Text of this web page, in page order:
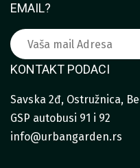
EMAIL?
KONTAKT PODACI
Savska 2đ, Ostružnica,
GSP autobusi 91 i 92
info@urbangarden.rs